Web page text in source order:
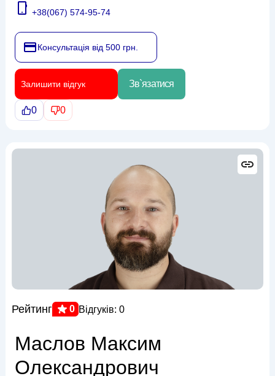
+38(067) 574-95-74
Консультація від 500 грн.
Залишити відгук Зв`язатися
0 0
Рейтинг 0 Відгуків: 0
Маслов Максим
Олександрович